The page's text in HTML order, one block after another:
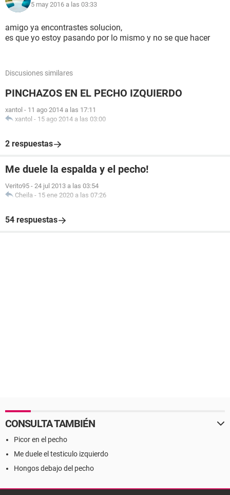
5 may 2016 a las 03:33
amigo ya encontrastes solucion,
es que yo estoy pasando por lo mismo y no se que hacer
Discusiones similares
PINCHAZOS EN EL PECHO IZQUIERDO
xantol - 11 ago 2014 a las 17:11
xantol - 15 ago 2014 a las 03:00
2 respuestas
Me duele la espalda y el pecho!
Verito95 - 24 jul 2013 a las 03:54
Cheila - 15 ene 2020 a las 07:26
54 respuestas
CONSULTA TAMBIÉN
Picor en el pecho
Me duele el testiculo izquierdo
Hongos debajo del pecho